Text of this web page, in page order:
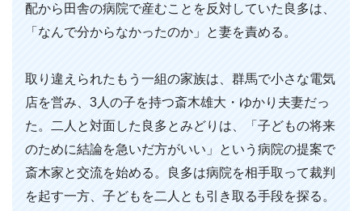
配から田舎の病院で産むことを反対していた良多は、
「なんで分からなかったのか」と妻を責める。
取り違えられたもう一組の家族は、群馬で小さな電気
店を営み、3人の子を持つ斎木雄大・ゆかり夫妻だっ
た。二人と対面した良多とみどりは、「子どもの将来
のために結論を急いだ方がいい」という病院の提案で
斎木家と交流を始める。良多は病院を相手取って裁判
を起す一方、子どもを二人とも引き取る手段を探る。